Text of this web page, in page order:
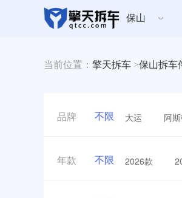
保山
当前位置： 擎天拆车 >保山拆车
品牌 不限 大运 阿
年款 不限 2026款